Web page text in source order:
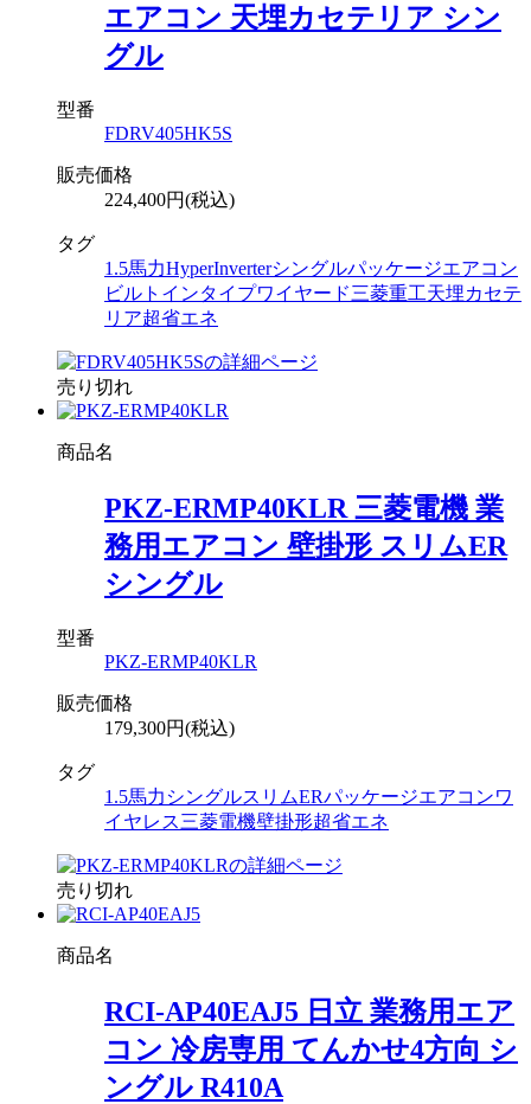
エアコン 天埋カセテリア シン
グル
型番
FDRV405HK5S
販売価格
224,400円(税込)
タグ
1.5馬力HyperInverterシングルパッケージエアコン
ビルトインタイプワイヤード三菱重工天埋カセテ
リア超省エネ
売り切れ
商品名
PKZ-ERMP40KLR 三菱電機 業
務用エアコン 壁掛形 スリムER
シングル
型番
PKZ-ERMP40KLR
販売価格
179,300円(税込)
タグ
1.5馬力 シングルスリムERパッケージエアコンワ
イヤレス三菱電機壁掛形超省エネ
売り切れ
商品名
RCI-AP40EAJ5 日立 業務用エア
コン 冷房専用 てんかせ4方向 シ
ングル R410A